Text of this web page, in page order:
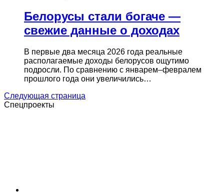
Белорусы стали богаче —
свежие данные о доходах
В первые два месяца 2026 года реальные
располагаемые доходы белорусов ощутимо
подросли. По сравнению с январем–февралем
прошлого года они увеличились…
Следующая страница
Спецпроекты